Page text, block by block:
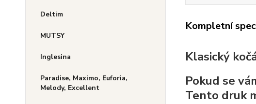
Deltim
MUTSY
Inglesina
Paradise, Maximo, Euforia,
Melody, Excellent
Kompletní
Klasický
Pokud se
Tento druk